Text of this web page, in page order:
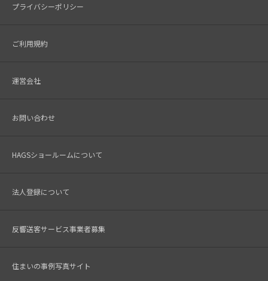
プライバシーポリシー
ご利用規約
運営会社
お問い合わせ
HAGSショールームについて
法人登録について
反響送客サービス事業者募集
住まいの事例写真サイト